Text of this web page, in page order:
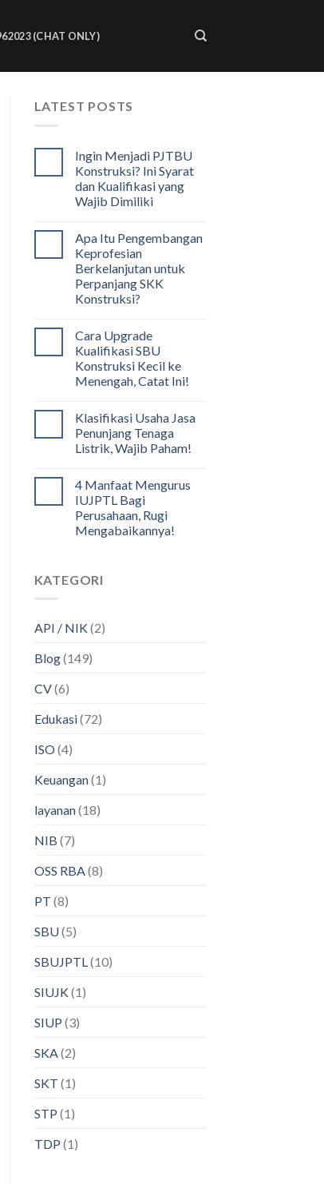
(CHAT ONLY)
LATEST POSTS
Ingin Menjadi PJTBU
Konstruksi? Ini Syarat
dan Kualifikasi yang
Wajib Dimiliki
Apa Itu Pengembangan
Keprofesian
Berkelanjutan untuk
Perpanjang SKK
Konstruksi?
Cara Upgrade
Kualifikasi SBU
Konstruksi Kecil ke
Menengah, Catat Ini!
Klasifikasi Usaha Jasa
Penunjang Tenaga
Listrik, Wajib Paham!
4 Manfaat Mengurus
IUJPTL Bagi
Perusahaan, Rugi
Mengabaikannya!
KATEGORI
API / NIK(2)
Blog(149)
CV(6)
Edukasi(72)
ISO(4)
Keuangan(1)
layanan(18)
NIB (7)
OSS RBA(8)
PT (8)
SBU(5)
SBUJPTL(10)
SIUJK(1)
SIUP (3)
SKA(2)
SKT (1)
STP (1)
TDP (1)